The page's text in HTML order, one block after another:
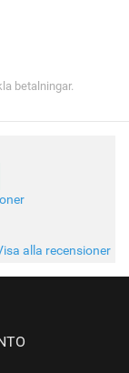
betalningar.
alla recensioner